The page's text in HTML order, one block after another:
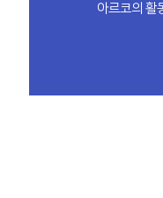
아르코의 활